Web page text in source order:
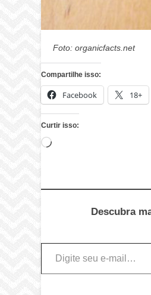
Foto: organicfacts.net
Compartilhe isso:
Facebook 18+
Curtir isso:
Carregando...
Descubra
Digite seu e-mail…